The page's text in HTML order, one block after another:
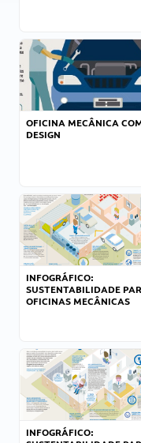
OFICINA MECÂNICA
DESIGN
INFOGRÁFICO:
SUSTENTABILIDADE
OFICINAS MECÂNICAS
INFOGRÁFICO: